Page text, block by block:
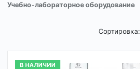
Учебно-лабораторное оборудование
Сортировка:
В НАЛИЧИИ